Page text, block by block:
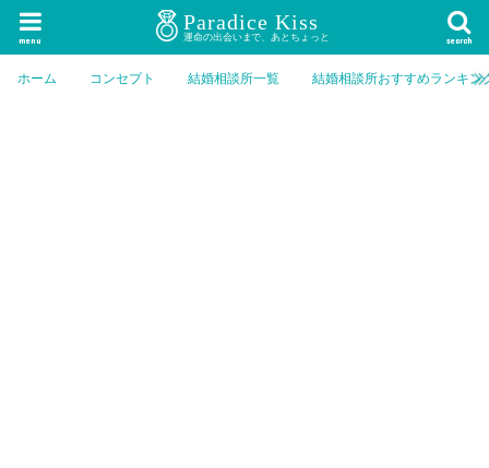
search
menu
ホーム コンセプト 結婚相談所一覧 結婚相談所おすすめランキン